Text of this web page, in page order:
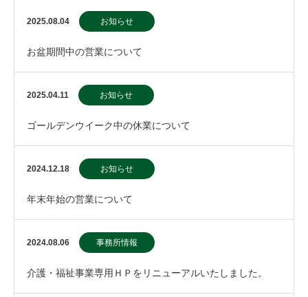
2025.08.04 お知らせ
お盆期間中の営業について
2025.04.11 お知らせ
ゴールデンウイーク中の休業について
2024.12.18 お知らせ
年末年始の営業について
2024.08.06 事務所情報
介護・福祉事業専用ＨＰをリニューアルいたしました。